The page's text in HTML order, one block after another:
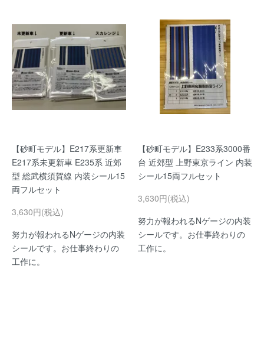
【砂町モデル】E217系更新車
E217系未更新車 E235系 近郊
型 総武横須賀線 内装シール15
両フルセット
3,630円(税込)
努力が報われるNゲージの内装
シールです。お仕事終わりの
工作に。
【砂町モデル】E233系3000番
台 近郊型 上野東京ライン 内装
シール15両フルセット
3,630円(税込)
努力が報われるNゲージの内装
シールです。お仕事終わりの
工作に。